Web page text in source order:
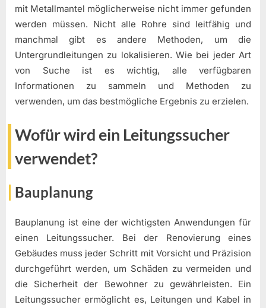
mit Metallmantel möglicherweise nicht immer gefunden
werden müssen. Nicht alle Rohre sind leitfähig und
manchmal gibt es andere Methoden, um die
Untergrundleitungen zu lokalisieren. Wie bei jeder Art
von Suche ist es wichtig, alle verfügbaren
Informationen zu sammeln und Methoden zu
verwenden, um das bestmögliche Ergebnis zu erzielen.
Wofür wird ein Leitungssucher
verwendet?
Bauplanung
Bauplanung ist eine der wichtigsten Anwendungen für
einen Leitungssucher. Bei der Renovierung eines
Gebäudes muss jeder Schritt mit Vorsicht und Präzision
durchgeführt werden, um Schäden zu vermeiden und
die Sicherheit der Bewohner zu gewährleisten. Ein
Leitungssucher ermöglicht es, Leitungen und Kabel in